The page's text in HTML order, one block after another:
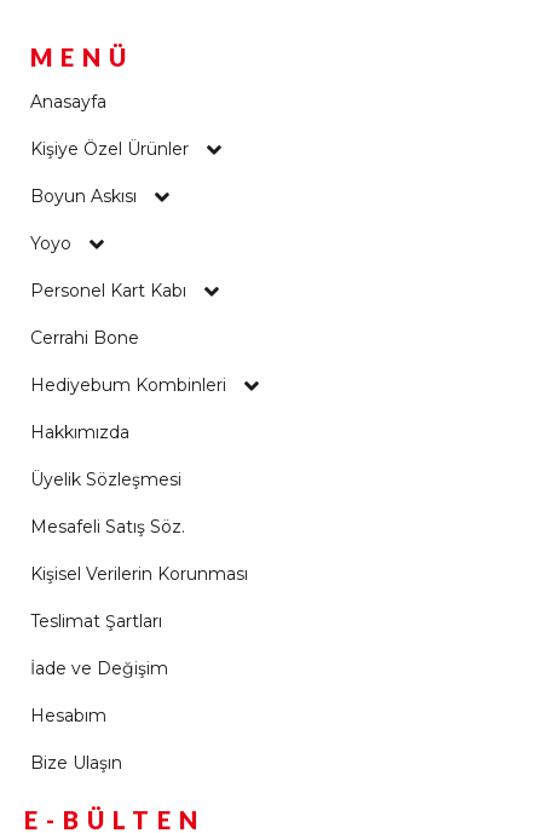
MENÜ
Anasayfa
Kişiye Özel Ürünler
Boyun Askısı
Yoyo
Personel Kart Kabı
Cerrahi Bone
Hediyebum Kombinleri
Hakkımızda
Üyelik Sözleşmesi
Mesafeli Satış Söz.
Kişisel Verilerin Korunması
Teslimat Şartları
İade ve Değişim
Hesabım
Bize Ulaşın
E-BÜLTEN